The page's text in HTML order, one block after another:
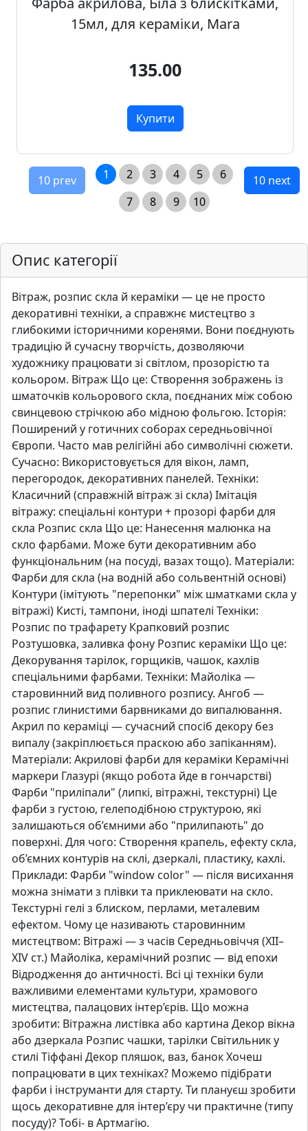
10 prev
15мл, для кераміки, Mara
135.00
Купити
1 2 3 4 5
6
7
8 9 10
10 next
Опис категорії
Вітраж, розпис скла й кераміки — це не просто
декоративні техніки, а справжнє мистецтво з
глибокими історичними коренями. Вони поєднують
традицію й сучасну творчість, дозволяючи
художнику працювати зі світлом, прозорістю та
кольором. Вітраж Що це: Створення зображень із
шматочків кольорового скла, поєднаних між собою
свинцевою стрічкою або мідною фольгою. Історія:
Поширений у готичних соборах середньовічної
Європи. Часто мав релігійні або символічні сюжети.
Сучасно: Використовується для вікон, ламп,
перегородок, декоративних панелей. Техніки:
Класичний (справжній вітраж зі скла) Імітація
вітражу: спеціальні контури + прозорі фарби для
скла Розпис скла Що це: Нанесення малюнка на
скло фарбами. Може бути декоративним або
функціональним (на посуді, вазах тощо). Матеріали:
Фарби для скла (на водній або сольвентній основі)
Контури (імітують "перепонки" між шматками скла у
вітражі) Кисті, тампони, іноді шпателі Техніки:
Розпис по трафарету Крапковий розпис
Розтушовка, заливка фону Розпис кераміки Що це:
Декорування тарілок, горщиків, чашок, кахлів
спеціальними фарбами. Техніки: Майоліка —
старовинний вид поливного розпису. Ангоб —
розпис глинистими барвниками до випалювання.
Акрил по кераміці — сучасний спосіб декору без
випалу (закріплюється праскою або запіканням).
Матеріали: Акрилові фарби для кераміки Керамічні
маркери Глазурі (якщо робота йде в гончарстві)
Фарби "приліпали" (липкі, вітражні, текстурні) Це
фарби з густою, гелеподібною структурою, які
залишаються об’ємними або "прилипають" до
поверхні. Для чого: Створення крапель, ефекту скла,
об’ємних контурів на склі, дзеркалі, пластику, кахлі.
Приклади: Фарби "window color" — після висихання
можна знімати з плівки та приклеювати на скло.
Текстурні гелі з блиском, перлами, металевим
ефектом. Чому це називають старовинним
мистецтвом: Вітражі — з часів Середньовіччя (XII–
XIV ст.) Майоліка, керамічний розпис — від епохи
Відродження до античності. Всі ці техніки були
важливими елементами культури, храмового
мистецтва, палацових інтер’єрів. Що можна
зробити: Вітражна листівка або картина Декор вікна
або дзеркала Розпис чашки, тарілки Світильник у
стилі Тіффані Декор пляшок, ваз, банок Хочеш
попрацювати в цих техніках? Можемо підібрати
фарби і інструманти для старту. Ти плануєш зробити
щось декоративне для інтер’єру чи практичне (типу
посуду)? Тобі- в Артмагію.